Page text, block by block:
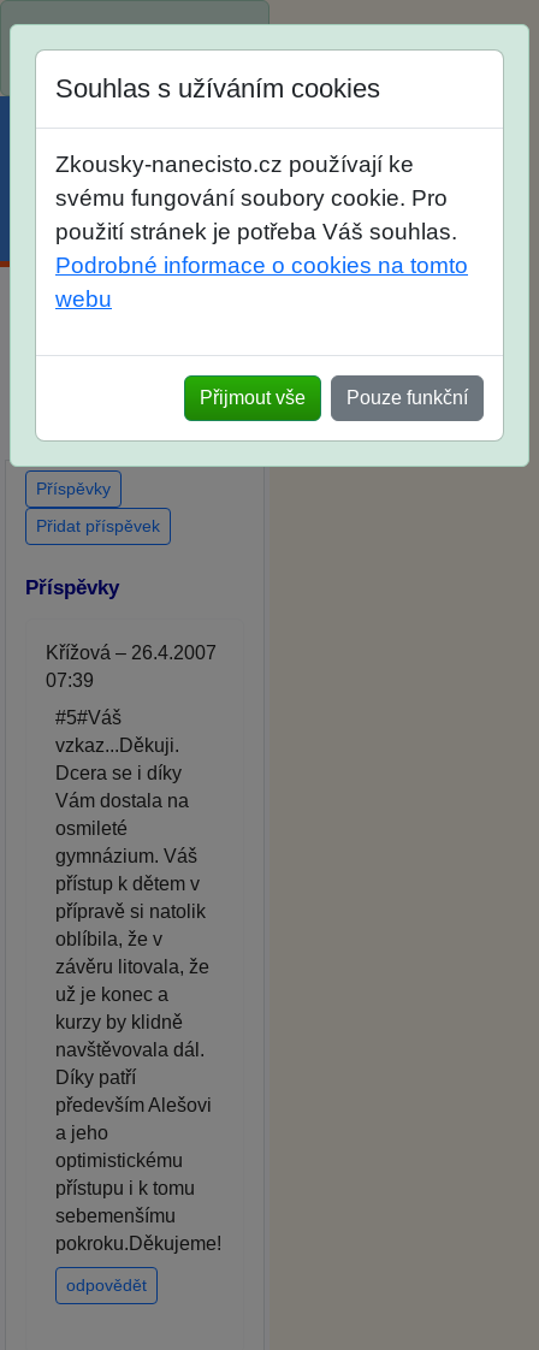
na školní rok 2026/2027!
Menu Účet Košík
zkoušek na SŠ? Vaše
ohlasy po skutečných
přijímacích zkouškách
Souhlas s užíváním cookies
Zkousky-nanecisto.cz používají ke
svému fungování soubory cookie. Pro
použití stránek je potřeba Váš souhlas.
Podrobné informace o cookies na tomto
webu
Přijmout vše Pouze funkční
Příspěvky
Přidat příspěvek
Příspěvky
Křížová – 26.4.2007
07:39
#5#Váš
vzkaz...Děkuji.
Dcera se i díky
Vám dostala na
osmileté
gymnázium. Váš
přístup k dětem v
přípravě si natolik
oblíbila, že v
závěru litovala, že
už je konec a
kurzy by klidně
navštěvovala dál.
Díky patří
především Alešovi
a jeho
optimistickému
přístupu i k tomu
sebemenšímu
pokroku.Děkujeme!
odpovědět